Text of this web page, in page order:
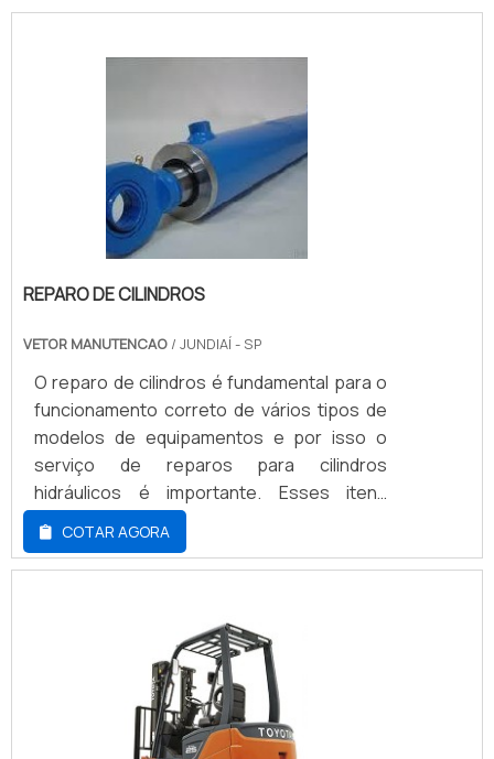
REPARO DE CILINDROS
VETOR MANUTENCAO / JUNDIAÍ - SP
O reparo de cilindros é fundamental para o
funcionamento correto de vários tipos de
modelos de equipamentos e por isso o
serviço de reparos para cilindros
hidráulicos é importante. Esses itens
possuem o papel fundamental para
garantir a ótima produtividade de variados
segmentos industriais, tais como,
entre diversos outros que utilizam esse
item na produção.O serviço de reparos
para cilindros é fundamental, já que visa
assegurar o desenvolvimento das mais
diversas atividades fabris, que se fazem
COTAR AGORA